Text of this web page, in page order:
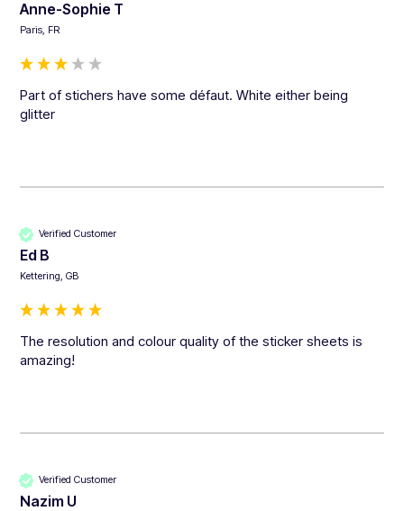
Anne-Sophie T
Paris, FR
Part of stichers have some défaut. White either being
glitter
Verified Customer
Ed B
Kettering, GB
The resolution and colour quality of the sticker sheets is
amazing!
Verified Customer
Nazim U